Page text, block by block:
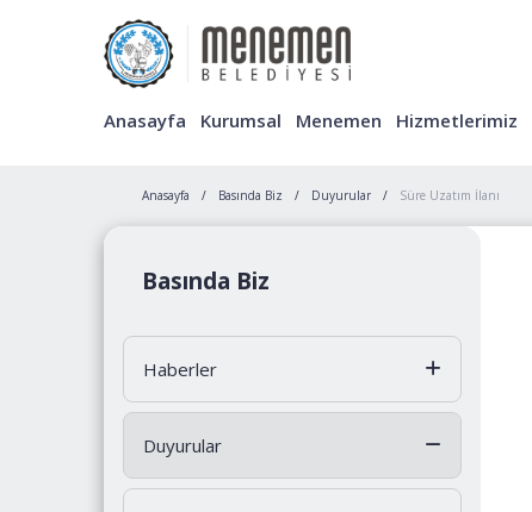
Anasayfa Kurumsal Menemen Hizmetlerimiz
Anasayfa Basında Biz Duyurular Süre Uzatım İlanı
Basında Biz
Haberler
Duyurular